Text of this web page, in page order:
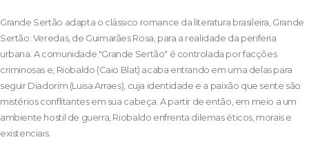
Grande Sertão adapta o clássico romance da literatura brasileira, Grande
Sertão: Veredas, de Guimarães Rosa, para a realidade da periferia
urbana. A comunidade "Grande Sertão" é controlada por facções
criminosas e, Riobaldo (Caio Blat) acaba entrando em uma delas para
seguir Diadorim (Luisa Arraes), cuja identidade e a paixão que sente são
mistérios conflitantes em sua cabeça. A partir de então, em meio a um
ambiente hostil de guerra, Riobaldo enfrenta dilemas éticos, morais e
existenciais.